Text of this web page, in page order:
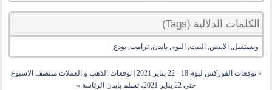
الكلمات الدلالية (Tags)
ويستقبل, الابيض, البيت, اليوم,بايدن,ترامب,يودع
« توقعات الفوركس ليوم 18 - 22 يناير 2021 |توقعات الذهب و العملات منتصف الاسبوع
حتى 22 يناير 2021، تسلم بايدن الرئاسة
»